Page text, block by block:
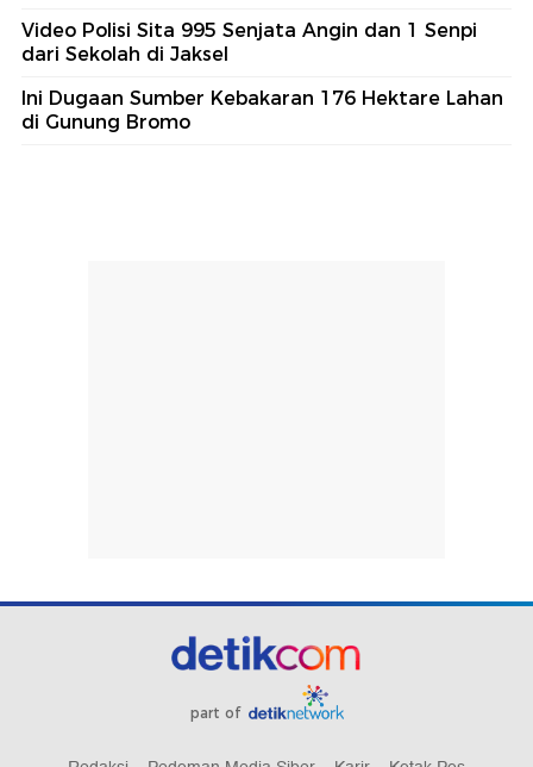
Video Polisi Sita 995 Senjata Angin dan 1 Senpi
dari Sekolah di Jaksel
Ini Dugaan Sumber Kebakaran 176 Hektare Lahan
di Gunung Bromo
part of